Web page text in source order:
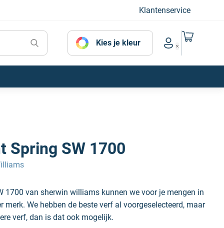
Klantenservice
Kies je kleur
Account menu
Naar mijn
Spring SW 1700
1700 van sherwin williams kunnen we voor je mengen in
merk. We hebben de beste verf al voorgeselecteerd, maar
verf, dan is dat ook mogelijk.